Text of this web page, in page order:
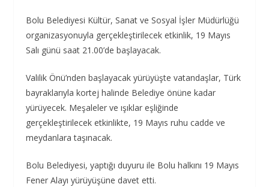
Bolu Belediyesi Kültür, Sanat ve Sosyal İşler Müdürlüğü
organizasyonuyla gerçekleştirilecek etkinlik, 19 Mayıs
Salı günü saat 21.00’de başlayacak.
Valilik Önü’nden başlayacak yürüyüşte vatandaşlar, Türk
bayraklarıyla kortej halinde Belediye önüne kadar
yürüyecek. Meşaleler ve ışıklar eşliğinde
gerçekleştirilecek etkinlikte, 19 Mayıs ruhu cadde ve
meydanlara taşınacak.
Bolu Belediyesi, yaptığı duyuru ile Bolu halkını 19 Mayıs
Fener Alayı yürüyüşüne davet etti.